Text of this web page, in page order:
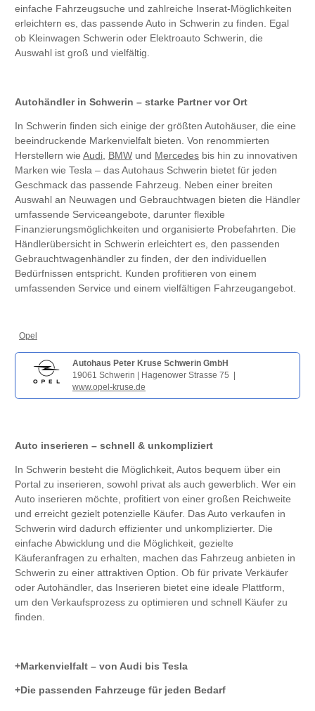
einfache Fahrzeugsuche und zahlreiche Inserat-Möglichkeiten
erleichtern es, das passende Auto in Schwerin zu finden. Egal
ob Kleinwagen Schwerin oder Elektroauto Schwerin, die
Auswahl ist groß und vielfältig.
Autohändler in Schwerin – starke Partner vor Ort
In Schwerin finden sich einige der größten Autohäuser, die eine
beeindruckende Markenvielfalt bieten. Von renommierten
Herstellern wie Audi BMW und Mercedes bis hin zu innovativen
Marken wie Tesla – das Autohaus Schwerin bietet für jeden
Geschmack das passende Fahrzeug. Neben einer breiten
Auswahl an Neuwagen und Gebrauchtwagen bieten die Händler
umfassende Serviceangebote, darunter flexible
Finanzierungsmöglichkeiten und organisierte Probefahrten. Die
Händlerübersicht in Schwerin erleichtert es, den passenden
Gebrauchtwagenhändler zu finden, der den individuellen
Bedürfnissen entspricht. Kunden profitieren von einem
umfassenden Service und einem vielfältigen Fahrzeugangebot.
Opel
Autohaus Peter Kruse Schwerin GmbH
19061 Schwerin | Hagenower Strasse 75 |
www.opel-kruse.de
Auto inserieren – schnell & unkompliziert
In Schwerin besteht die Möglichkeit, Autos bequem über ein
Portal zu inserieren, sowohl privat als auch gewerblich. Wer ein
Auto inserieren möchte, profitiert von einer großen Reichweite
und erreicht gezielt potenzielle Käufer. Das Auto verkaufen in
Schwerin wird dadurch effizienter und unkomplizierter. Die
einfache Abwicklung und die Möglichkeit, gezielte
Käuferanfragen zu erhalten, machen das Fahrzeug anbieten in
Schwerin zu einer attraktiven Option. Ob für private Verkäufer
oder Autohändler, das Inserieren bietet eine ideale Plattform,
um den Verkaufsprozess zu optimieren und schnell Käufer zu
finden.
Markenvielfalt – von Audi bis Tesla
Die passenden Fahrzeuge für jeden Bedarf